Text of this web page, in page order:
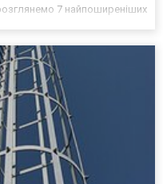
7 найпоширеніших